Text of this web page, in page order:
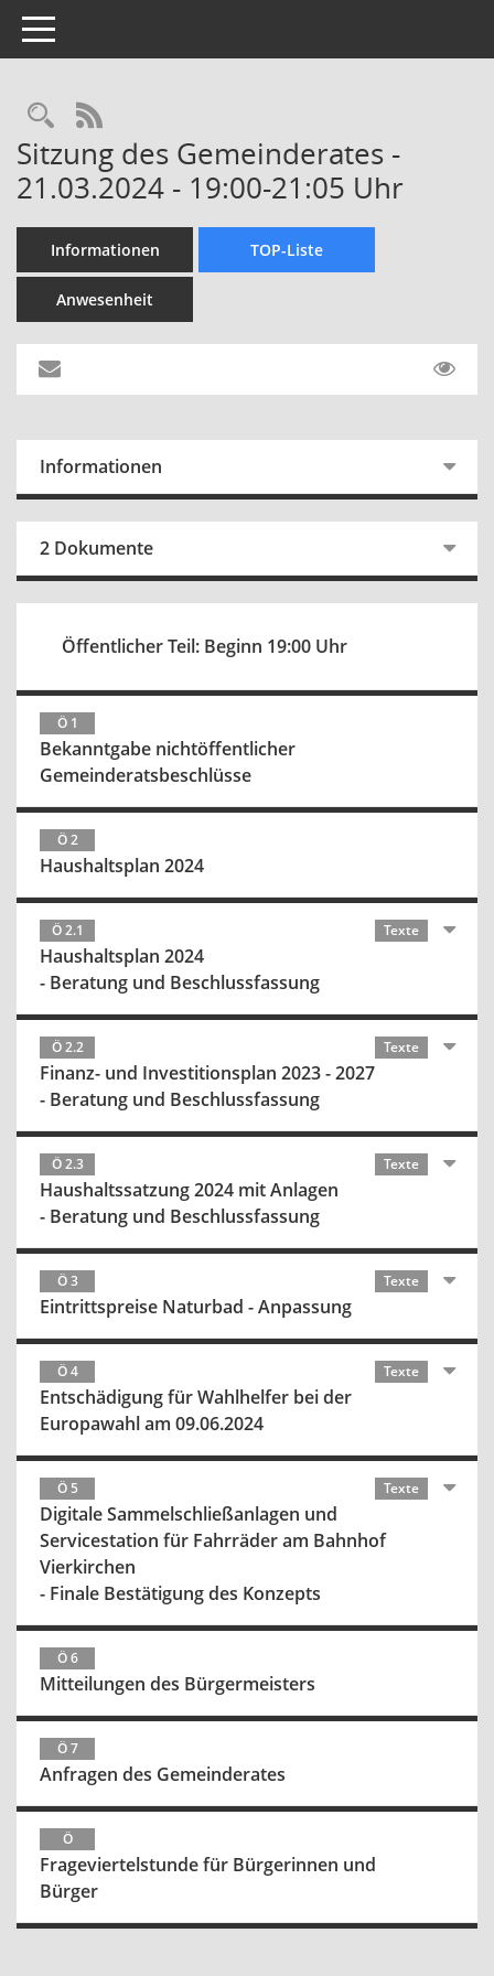
Toggle navigation
Rechercheauswahl
RSS-Feed
Sitzung des Gemeinderates -
21.03.2024 - 19:00-21:05 Uhr
Informationen TOP-Liste
Anwesenheit
Informationen
2 Dokumente
Öffentlicher Teil: Beginn 19:00 Uhr
Ö 1
Bekanntgabe nichtöffentlicher
Gemeinderatsbeschlüsse
Ö 2
Haushaltsplan 2024
Ö 2.1 Texte
Haushaltsplan 2024
- Beratung und Beschlussfassung
Ö 2.2 Texte
Finanz- und Investitionsplan 2023 - 2027
- Beratung und Beschlussfassung
Ö 2.3 Texte
Haushaltssatzung 2024 mit Anlagen
- Beratung und Beschlussfassung
Ö 3 Texte
Eintrittspreise Naturbad - Anpassung
Ö 4 Texte
Entschädigung für Wahlhelfer bei der
Europawahl am 09.06.2024
Ö 5 Texte
Digitale Sammelschließanlagen und
Servicestation für Fahrräder am Bahnhof
Vierkirchen
- Finale Bestätigung des Konzepts
Ö 6
Mitteilungen des Bürgermeisters
Ö 7
Anfragen des Gemeinderates
Ö
Frageviertelstunde für Bürgerinnen und
Bürger